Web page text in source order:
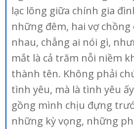
lạc lõng giữa chính gia
những đêm, hai vợ
nhau, chẳng ai nói gì,
mắt là cả trăm nỗi niềm
thành tên. Không phải
tình yêu, mà là tình yêu
gồng mình chịu đựng
những kỳ vọng, những